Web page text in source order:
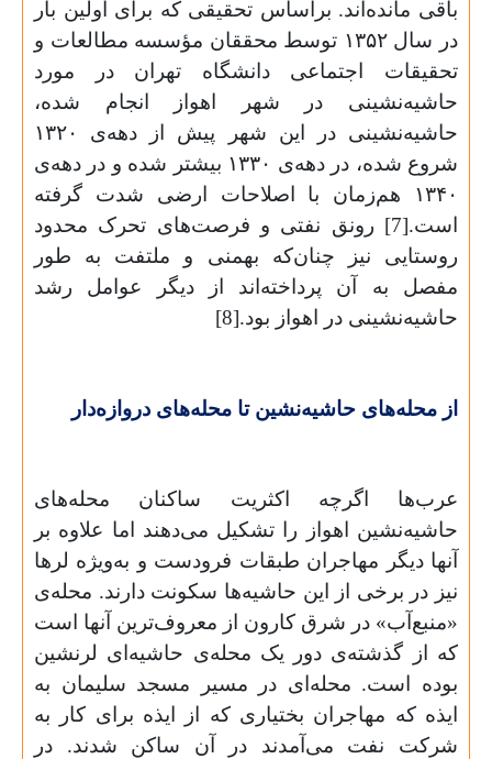
باقی مانده‌اند. براساس تحقیقی که برای اولین بار
در سال۱۳۵۲ توسط محققان مؤسسه مطالعات و
تحقیقات اجتماعی دانشگاه تهران در مورد
حاشیه‌نشینی در شهر اهواز انجام شده،
حاشیه‌نشینی در این شهر پیش از دهه‌ی
۱۳۲۰
شروع شده، در دهه‌ی ۱۳۳۰ بیشتر شده و در دهه‌ی
۱۳۴۰ هم‌زمان با اصلاحات ارضی شدت گرفته
است.[7] رونق نفتی و فرصت‌های تحرک محدود
روستایی نیز چنان‌که بهمنی و ملتفت به طور
مفصل به آن پرداخته‌اند از دیگر عوامل رشد
حاشیه‌نشینی در اهواز بود.[8]
از محله‌های حاشیه‌نشین تا محله‌های دروازه‌دار
عرب‌ها اگرچه اکثریت ساکنان محله‌های
حاشیه‌نشین اهواز را تشکیل می‌دهند اما علاوه بر
آنها دیگر مهاجران طبقات فرودست و به‌ویژه لرها
نیز در برخی از این حاشیه‌ها سکونت دارند. محله‌ی
«منبع‌آب» در شرق کارون از معروف‌ترین آنها است
که از گذشته‌ی دور یک محله‌ی حاشیه‌‌ای لرنشین
بوده است. محله‌ای در مسیر مسجد سلیمان به
ایذه که مهاجران بختیاری که از ایذه برای کار به
شرکت نفت می‌آمدند در آن ساکن شدند. در